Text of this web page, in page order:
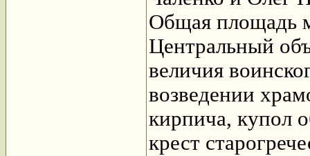
Общая площадь
Центральный
величия
возведении
кирпича, купол
крест